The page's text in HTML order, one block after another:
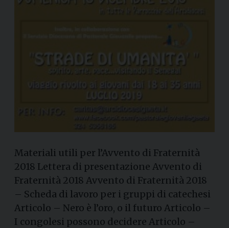
Materiali utili per l’Avvento di Fraternità
2018 Lettera di presentazione Avvento di
Fraternità 2018 Avvento di Fraternità 2018
– Scheda di lavoro per i gruppi di catechesi
Articolo – Nero è l’oro, o il futuro Articolo –
I congolesi possono decidere Articolo –